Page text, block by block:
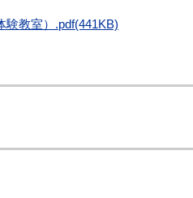
験教室）.pdf(441KB)